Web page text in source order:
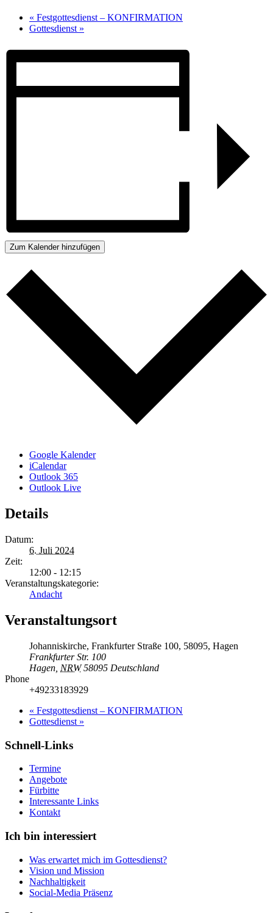
« Festgottesdienst – KONFIRMATION
Gottesdienst »
Zum Kalender hinzufügen
Google Kalender
iCalendar
Outlook 365
Outlook Live
Details
Datum:
6. Juli 2024
Zeit:
12:00 - 12:15
Veranstaltungskategorie:
Andacht
Veranstaltungsort
Johanniskirche, Frankfurter Straße 100, 58095, Hagen
Frankfurter Str. 100
Hagen NRW 58095 Deutschland
Phone
+49233183929
« Festgottesdienst – KONFIRMATION
Gottesdienst »
Schnell-Links
Termine
Angebote
Fürbitte
Interessante Links
Kontakt
Ich bin interessiert
Was erwartet mich im Gottesdienst?
Vision und Mission
Nachhaltigkeit
Social-Media Präsenz